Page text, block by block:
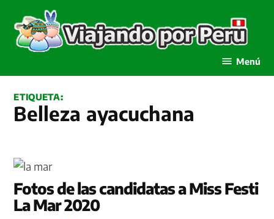
contenido
Menú
ETIQUETA:
Belleza ayacuchana
Fotos de las candidatas a Miss Festi
La Mar 2020